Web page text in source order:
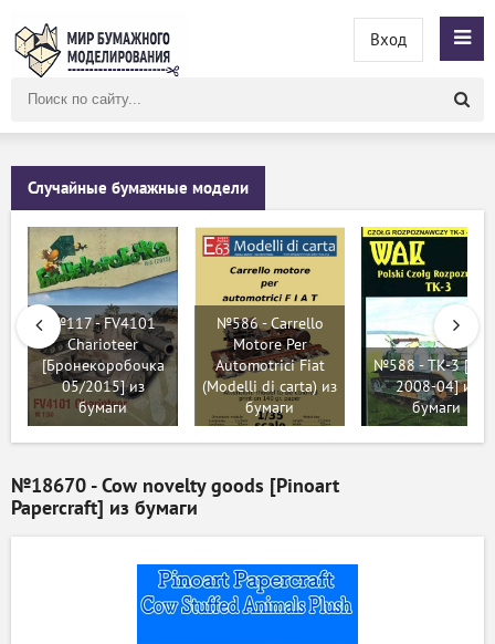
сайту
Вход
Случайные бумажные модели
№117 - FV4101
Charioteer
[Бронекоробочка
05/2015] из
бумаги
№586 - Carrello
Motore Per
Automotrici Fiat
(Modelli di carta) из
бумаги
№588 - TK-3
2008-04] из
бумаги
№18670 - Cow novelty goods [Pinoart
Papercraft] из бумаги